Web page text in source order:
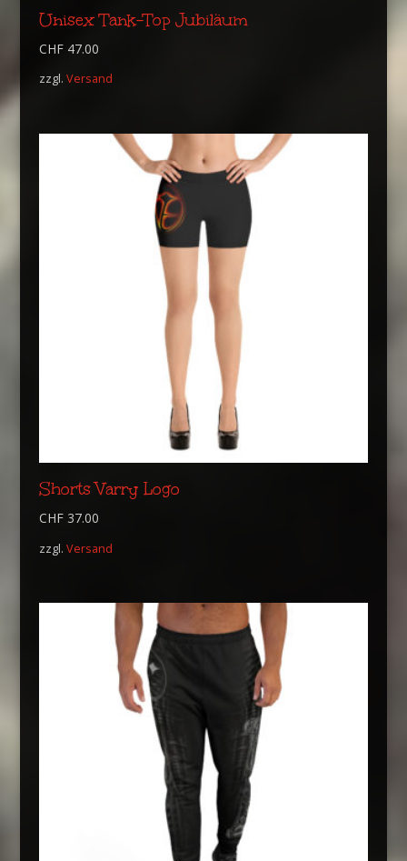
Unisex Tank-Top Jubiläum
CHF47.00
zzgl. Versand
Shorts Varry Logo
CHF37.00
zzgl. Versand